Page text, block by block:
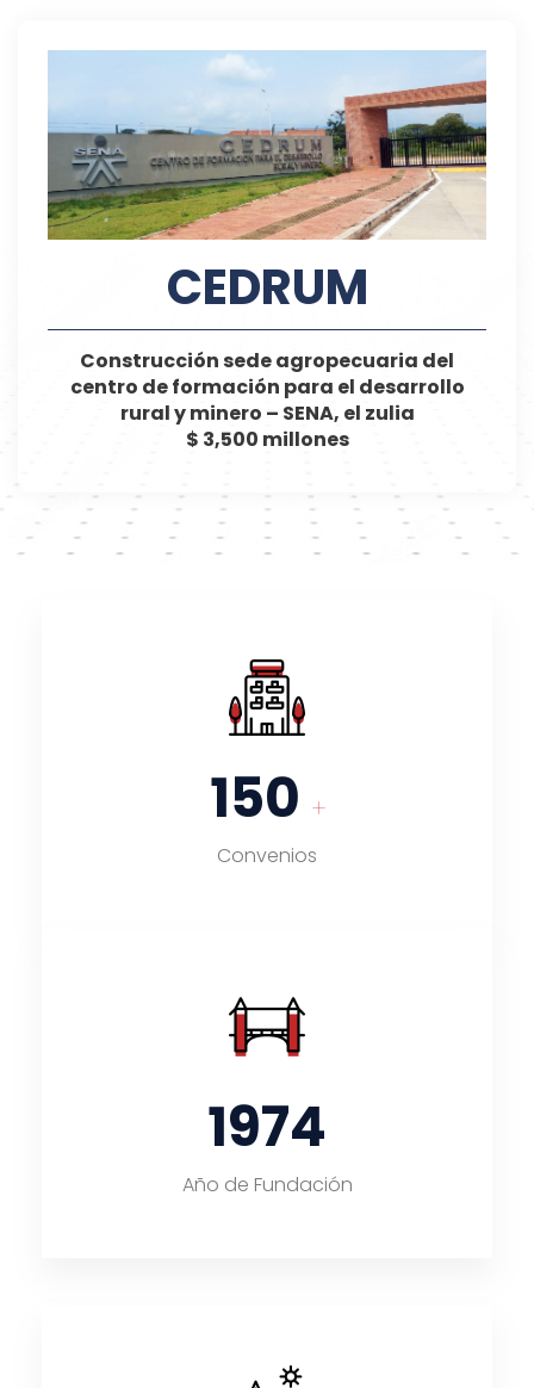
CEDRUM
Construcción sede agropecuaria del
centro de formación para el desarrollo
rural y minero – SENA, el zulia
$ 3,500 millones
150 +
Convenios
1974
Año de Fundación